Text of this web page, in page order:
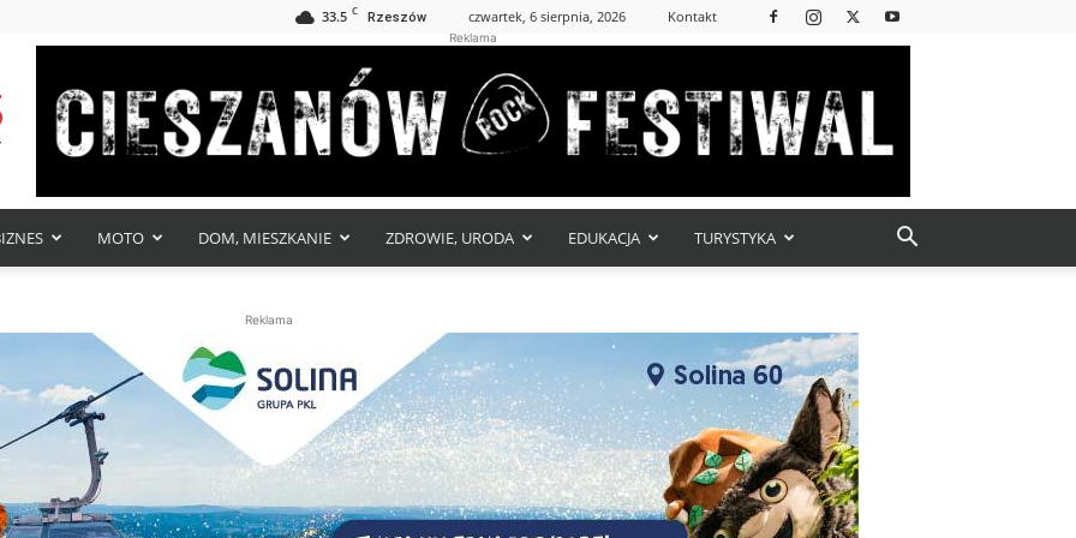
33.5 C Rzeszów czwartek, 6 sierpnia, 2026 Kontakt
Reklama
MOTO DOM, MIESZKANIE ZDROWIE, URODA EDUKACJA TURYSTYKA
Reklama